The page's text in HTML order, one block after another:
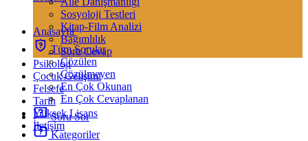
Sosyoloji Testleri
Kitap-Film Analizi
Bağımlılık
Soru Cevap
Psikoloji
Çocuk Gelişimi
Felsefe
Tarih
Yüksek Lisans
İletişim
Anasayfa
Tüm Sorular
Çözülen
Çözülmeyen
En Çok Okunan
En Çok Cevaplanan
Soru Sor
Kategoriler